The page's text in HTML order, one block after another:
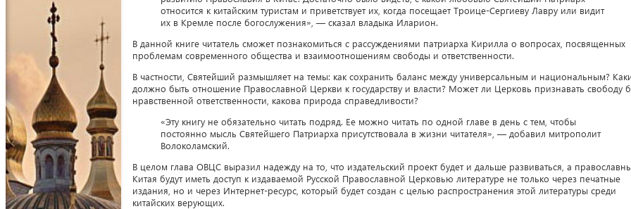
относится к китайским туристам и приветствует их, когда посещает Троице-Сергиеву Лавру или видит
их в Кремле после богослужения», — сказал владыка Иларион.
В данной книге читатель сможет познакомиться с рассуждениями патриарха Кирилла о вопросах, посвященных
проблемам современного общества и взаимоотношениям свободы и ответственности.
В частности, Святейший размышляет на темы: как сохранить баланс между универсальным и национальным?
должно быть отношение Православной Церкви к государству и власти? Может ли Церковь признавать свободу
нравственной ответственности, какова природа справедливости?
«Эту книгу не обязательно читать подряд. Ее можно читать по одной главе в день с тем, чтобы
постоянно мысль Святейшего Патриарха присутствовала в жизни читателя», — добавил митрополит
Волоколамский.
В целом глава ОВЦС выразил надежду на то, что издательский проект будет и дальше развиваться, а
Китая будут иметь доступ к издаваемой Русской Православной Церковью литературе не только через печатные
издания, но и через Интернет-ресурс, который будет создан с целью распространения этой литературы среди
китайских верующих.